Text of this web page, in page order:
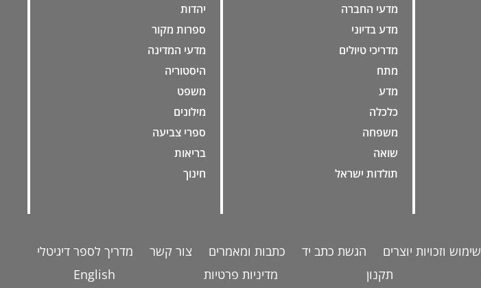
מדעי החברה
מדע בדיוני
מדריכי טיולים
מתח
מדע
כלכלה
משפחה
שואה
תולדות ישראל
יהדות
ספרות מקור
מדעי המדינה
היסטוריה
משפט
מילונים
ספרי צביעה
בריאות
חינוך
שימוש וזכויות יוצרים הגשת כתב יד כתבות ומאמרים צור קשר
מדריך לספר דיגיטלי
תקנון מדיניות פרטיות English